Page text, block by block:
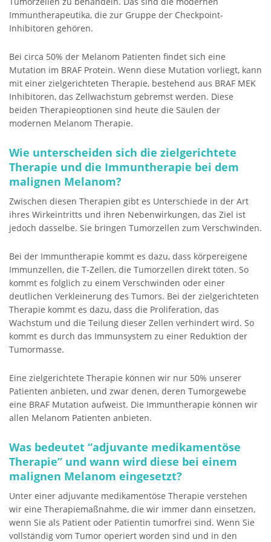
Immuntherapeutika, die zur Gruppe der Checkpoint-
Inhibitoren gehören.
Bei circa 50% der Melanom Patienten findet sich eine
Mutation im BRAF Protein. Wenn diese Mutation vorliegt, kann
mit einer zielgerichteten Therapie, bestehend aus BRAF MEK
Inhibitoren, das Zellwachstum gebremst werden. Diese
beiden Therapieoptionen sind heute die Säulen der
modernen Melanom Therapie.
Wie unterscheiden sich die zielgerichtete
Therapie und die Immuntherapie bei dem
malignen Melanom?
Zwischen diesen Therapien gibt es Unterschiede in der Art
ihres Wirkeintritts und ihren Nebenwirkungen, das Ziel ist
jedoch dasselbe. Sie bringen Tumorzellen zum Verschwinden.
Bei der Immuntherapie kommt es dazu, dass körpereigene
Immunzellen, die T-Zellen, die Tumorzellen direkt töten. So
kommt es folglich zu einem Verschwinden oder einer
deutlichen Verkleinerung des Tumors. Bei der zielgerichteten
Therapie kommt es dazu, dass die Proliferation, das
Wachstum und die Teilung dieser Zellen verhindert wird. So
kommt es durch das Immunsystem zu einer Reduktion der
Tumormasse.
Eine zielgerichtete Therapie können wir nur 50% unserer
Patienten anbieten, und zwar denen, deren Tumorgewebe
eine BRAF Mutation aufweist. Die Immuntherapie können wir
allen Melanom Patienten anbieten.
Was bedeutet “adjuvante medikamentöse
Therapie” und wann wird diese bei einem
malignen Melanom eingesetzt?
Unter einer adjuvante medikamentöse Therapie verstehen
wir eine Therapiemaßnahme, die wir immer dann einsetzen,
wenn Sie als Patient oder Patientin tumorfrei sind. Wenn Sie
vollständig vom Tumor operiert worden sind und in den